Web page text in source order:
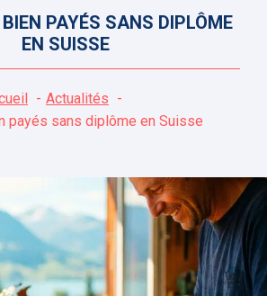
PAYÉS SANS DIPLÔME
EN SUISSE
Actualités
payés sans diplôme en Suisse